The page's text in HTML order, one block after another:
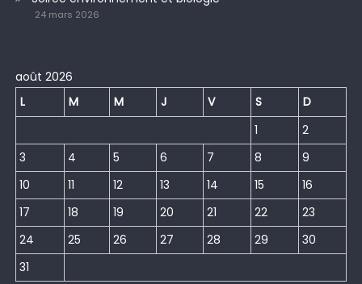
24 mars 2026
août 2026
L
M M J V S
D
1
2
3
4 5 6 7 8
9
10
11 12 13 14 15
16
17
18 19 20 21 22
23
24
25 26 27 28 29
30
31